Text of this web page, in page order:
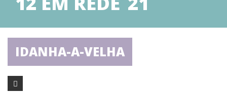
IDANHA-A-VELHA